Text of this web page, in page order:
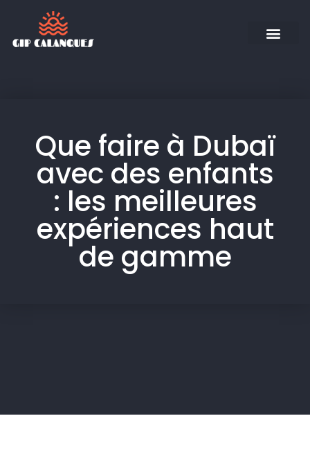
Que faire à Dubaï
avec des enfants
: les meilleures
expériences haut
de gamme